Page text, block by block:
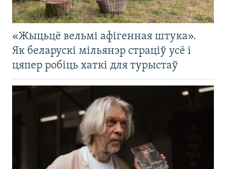
«Жыцьцё вельмі афігенная штука».
Як беларускі мільянэр страціў усё і
цяпер робіць хаткі для турыстаў